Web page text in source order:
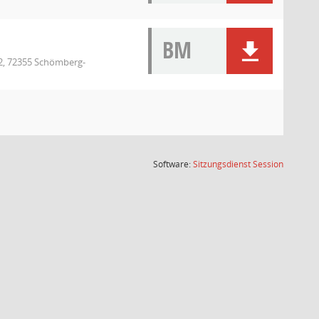
72355 Schömberg-
BM
Software:SitzungsdienstSession(Wird in